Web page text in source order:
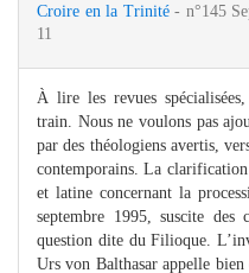
Croire en la Trinité - n°145
11
À lire les revues
train. Nous ne voulons pas
par des théologiens avertis,
contemporains. La
et latine concernant la
septembre 1995, suscite des
question dite du Filioque.
Urs von Balthasar appelle bien